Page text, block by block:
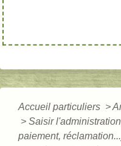
Accueil particuliers >
> Saisir
paiement,